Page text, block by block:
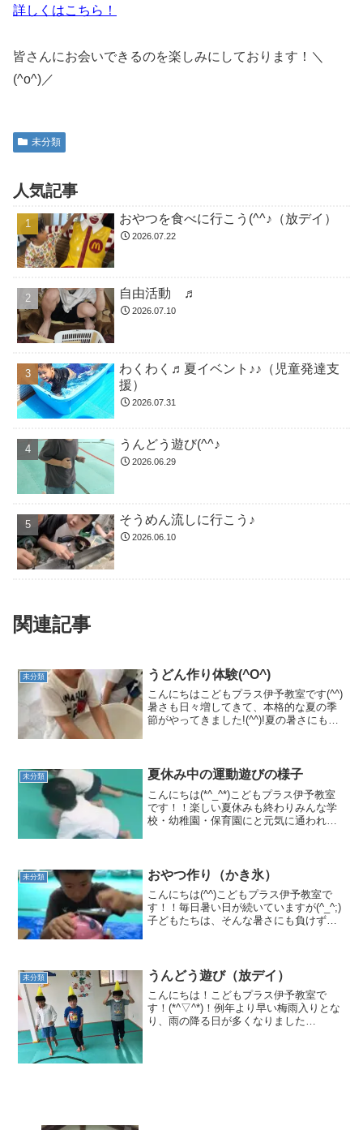
詳しくはこちら！
皆さんにお会いできるのを楽しみにしております！＼
(^o^)／
未分類
人気記事
おやつを食べに行こう(^^♪（放デイ）
2026.07.22
自由活動 ♬
2026.07.10
わくわく♬夏イベント♪♪（児童発達支
援）
2026.07.31
うんどう遊び(^^♪
2026.06.29
そうめん流しに行こう♪
2026.06.10
関連記事
未分類 うどん作り体験(^O^)
こんにちはこどもプラス伊予教室です(^^)
暑さも日々増してきて、本格的な夏の季
節がやってきました!(^^)!夏の暑さにも負
挑戦し...
未分類 夏休み中の運動遊びの様子
こんにちは(*^_^*)こどもプラス伊予教室
です！！楽しい夏休みも終わりみんな学
校・幼稚園・保育園にと元気に通われて
した。その一部を...
未分類 おやつ作り（かき氷）
こんにちは(^^)こどもプラス伊予教室で
す！！毎日暑い日が続いていますが(^_^;)
子どもたちは、そんな暑さにも負けず毎
おやつの時間にみ...
未分類 うんどう遊び（放デイ）
こんにちは！こどもプラス伊予教室で
す！(*^▽^*)！例年より早い梅雨入りとな
り、雨の降る日が多くなりました